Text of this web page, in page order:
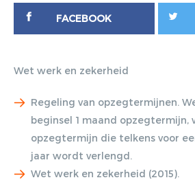
FACEBOOK
Wet werk en zekerheid
Regeling van opzegtermijnen.
beginsel 1 maand opzegtermijn,
opzegtermijn die telkens voor
jaar wordt verlengd.
Wet werk en zekerheid (2015).